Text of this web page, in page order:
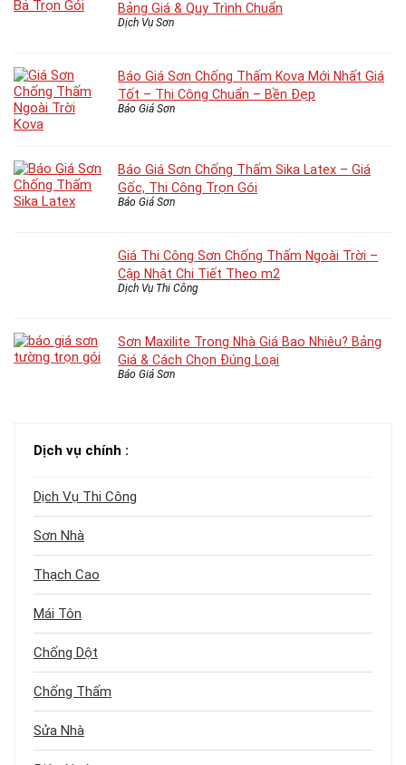
Bảng Giá & Quy Trình Chuẩn
Dịch Vụ Sơn
Báo Giá Sơn Chống Thấm Kova Mới Nhất Giá
Tốt – Thi Công Chuẩn – Bền Đẹp
Báo Giá Sơn
Báo Giá Sơn Chống Thấm Sika Latex – Giá
Gốc, Thi Công Trọn Gói
Báo Giá Sơn
Giá Thi Công Sơn Chống Thấm Ngoài Trời –
Cập Nhật Chi Tiết Theo m2
Dịch Vụ Thi Công
Sơn Maxilite Trong Nhà Giá Bao Nhiêu? Bảng
Giá & Cách Chọn Đúng Loại
Báo Giá Sơn
Dịch vụ chính :
Dịch Vụ Thi Công
Sơn Nhà
Thạch Cao
Mái Tôn
Chống Dột
Chống Thấm
Sửa Nhà